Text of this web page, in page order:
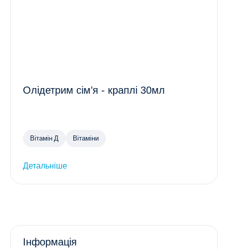
Олідетрим сім’я - краплі 30мл
Вітамін Д Вітаміни
Детальніше
Інформація